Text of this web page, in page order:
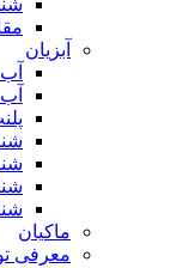
آبزیان
ماکیان
معرفی